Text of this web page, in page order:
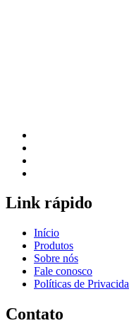
Link rápido
Início
Produtos
Sobre nós
Fale conosco
Políticas de Privacida
Contato